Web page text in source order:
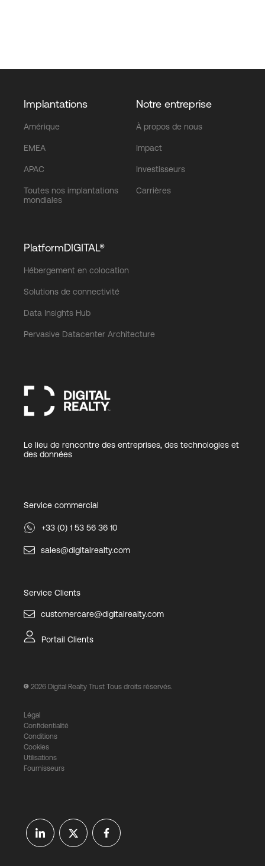
Implantations
Amérique
EMEA
APAC
Toutes nos implantations
mondiales
Notre entreprise
À propos de nous
Impact
Investisseurs
Carrières
PlatformDIGITAL®
Hébergement en colocation
Solutions de connectivité
Data Insights Hub
Pervasive Datacenter Architecture
Le lieu de rencontre des entreprises, des technologies et
des données
Service commercial
+33 (0) 1 53 56 36 10
sales@digitalrealty.com
Service Clients
customercare@digitalrealty.com
Portail Clients
2026 Digital Realty Trust Tous droits réservés.
Légal
Confidentialité
Conditions
Cookies
Utilisations
Fournisseurs